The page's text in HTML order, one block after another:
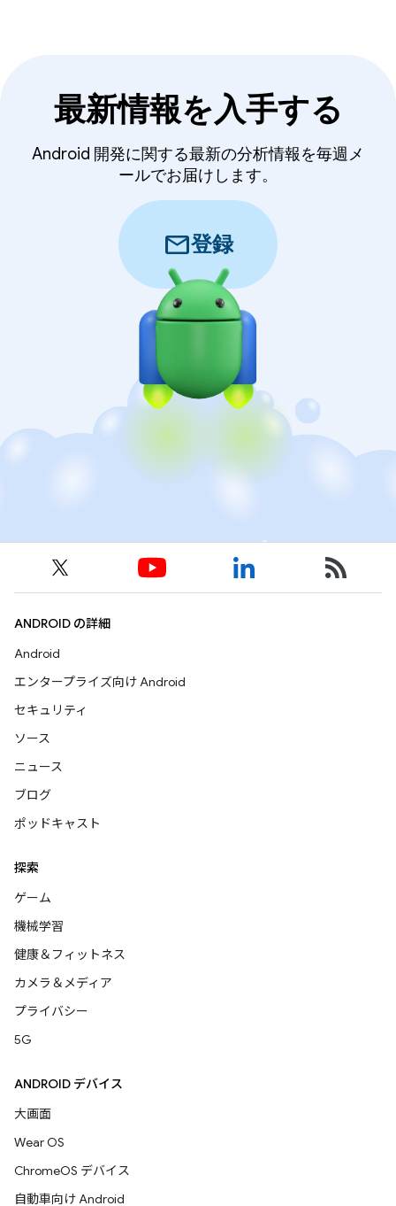
最新情報を入手する
Android 開発に関する最新の分析情報を毎週メ
ールでお届けします。
mail登録
ANDROID の詳細
Android
エンタープライズ向け Android
セキュリティ
ソース
ニュース
ブログ
ポッドキャスト
探索
ゲーム
機械学習
健康＆フィットネス
カメラ＆メディア
プライバシー
5G
ANDROID デバイス
大画面
Wear OS
ChromeOS デバイス
自動車向け Android